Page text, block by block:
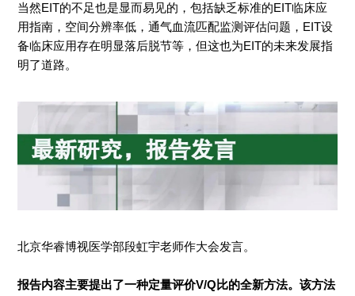
当然EIT的不足也是显而易见的，包括缺乏标准的EIT临床应
用指南，空间分辨率低，通气血流匹配监测评估问题，EIT设
备临床应用存在明显落后脱节等，但这也为EIT的未来发展指
明了道路。
北京华睿博视医学部段虹宇老师作大会发言。
报告内容主要提出了一种定量评价V/Q比的全新方法。该方法